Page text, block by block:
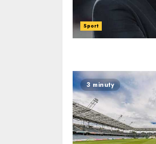
Sport
3 minuty